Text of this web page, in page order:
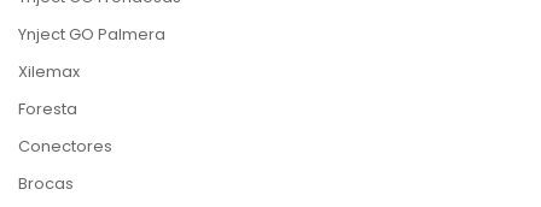
Ynject GO Palmera
Xilemax
Foresta
Conectores
Brocas